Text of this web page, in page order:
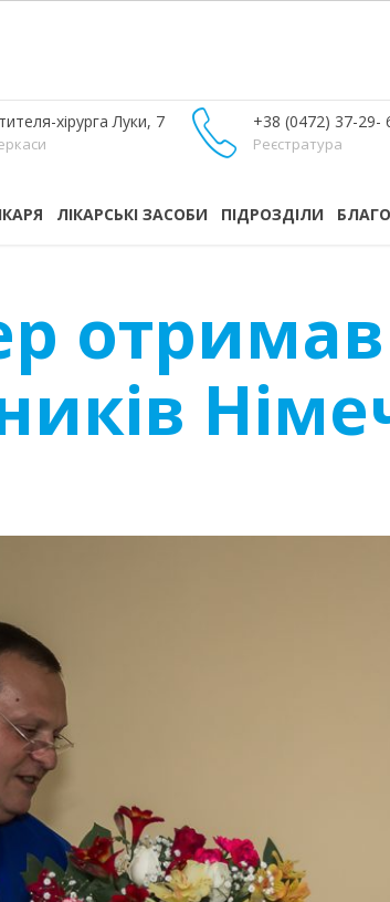
хірурга Луки, 7 +38 (0472) 37-29-
Реєстратура
ЛІКАРСЬКІ ЗАСОБИ ПІДРОЗДІЛИ